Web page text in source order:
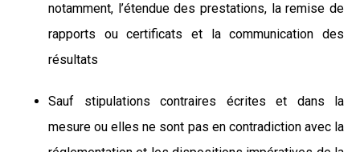
notamment, l’étendue des prestations, la remise de
rapports ou certificats et la communication des
résultats
Sauf stipulations contraires écrites et dans la
mesure ou elles ne sont pas en contradiction avec la